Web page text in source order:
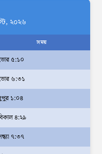
2, 2026
ব্যারিস্টার মীর হেলাল
পাহাড়িদের জীবনমান উন্নয়নে
উদ্যোগ নেয়ার আহ্বান
সোহেল রানার দুই দিনের রিমান্ড
সম্পূর্ণ নিয়ন্ত্রণে রয়েছে:
সঙ্গে অস্ট্রেলিয়ার নাগরিকত্ব, কাস্টম
২০২৬
সময়
৫:১০
৬:৩১
১:০৪
৪:২৯
৭:৩৭